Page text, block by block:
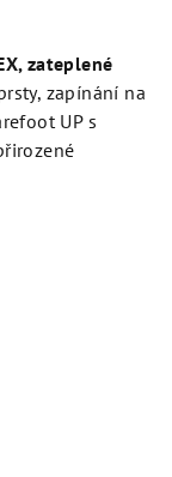
zateplené
zapínání na
UP s